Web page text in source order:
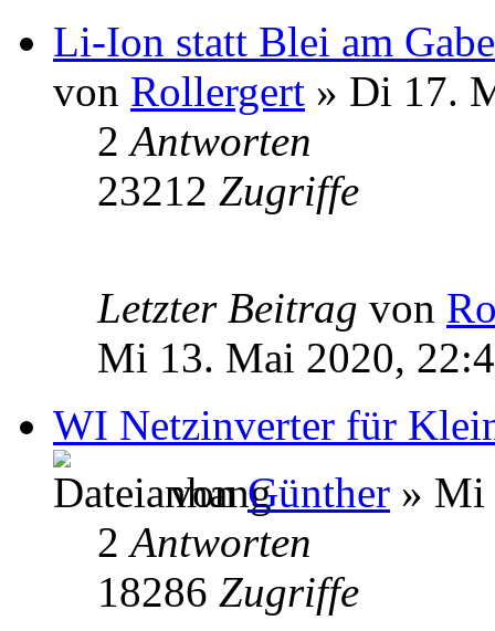
Li-Ion statt Blei am
von Rollergert » Di 17.
2Antworten
23212 Zugriffe
Letzter Beitrag von
Mi 13. Mai 2020,
WI Netzinverter für
vonGünther » Mi
2Antworten
18286 Zugriffe